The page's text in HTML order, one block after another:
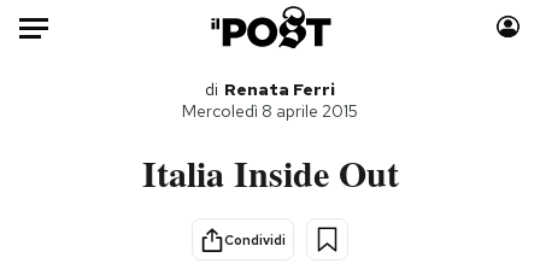
Auto
Libri
di Renata Ferri
Mercoledì 8 aprile 2015
Italia Inside Out
Condividi